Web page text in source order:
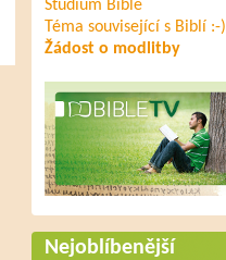
Studium Bible
Téma související s Biblí :-)
Žádost o modlitby
Nejoblíbenější